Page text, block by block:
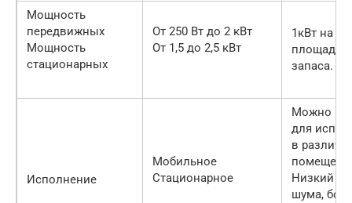
Мощность
передвижных
Мощность
стационарных
От 250 Вт до 2 кВт
От 1,5 до 2,5 кВт
1кВт на
площади
запаса.
Исполнение
Мобильное
Стационарное
Можно
для
в
Низкий
шума,